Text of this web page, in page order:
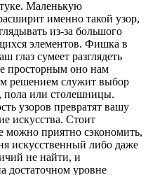
Маленькую
именно такой узор,
из-за большого
элементов. Фишка в
глаз сумеет разглядеть
просторным оно нам
решением служит выбор
пола или столешницы.
узоров превратят вашу
искусства. Стоит
можно приятно сэкономить,
искусственный либо даже
не найти, и
достаточном уровне